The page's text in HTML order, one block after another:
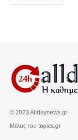
© 2023 Alldaynews.gr
Μέλος του topics.gr